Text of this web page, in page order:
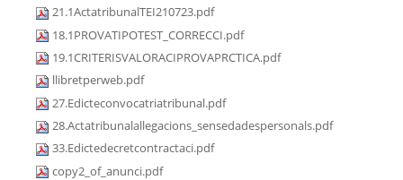
21.1ActatribunalTEI210723.pdf
18.1PROVATIPOTEST_CORRECCI.pdf
19.1CRITERISVALORACIPROVAPRCTICA.pdf
llibretperweb.pdf
27.Edicteconvocatriatribunal.pdf
28.Actatribunalallegacions_sensedadespersonals.pdf
33.Edictedecretcontractaci.pdf
copy2_of_anunci.pdf